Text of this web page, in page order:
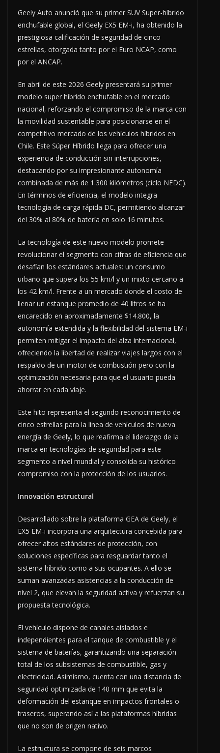
Geely Auto anunció que su primer SUV Super-híbrido
enchufable global, el Geely EX5 EM-i, ha obtenido la
prestigiosa calificación de seguridad de cinco
estrellas, otorgada tanto por el Euro NCAP, como
por el ANCAP.
En abril de este 2026 Geely presentará su primer
modelo super híbrido enchufable en el mercado
nacional, reforzando el compromiso de la marca con
la movilidad sustentable para posicionarse en el
competitivo mercado de los vehículos híbridos en
Chile. Este Súper Híbrido llega para ofrecer una
experiencia de conducción sin interrupciones,
destacando por su impresionante autonomía
combinada de más de 1.300 kilómetros (ciclo NEDC).
En términos de eficiencia, el modelo integra
tecnología de carga rápida DC, permitiendo alcanzar
del 30% al 80% de batería en solo 16 minutos.
La tecnología de este nuevo modelo promete
revolucionar el segmento con cifras de eficiencia que
desafían los estándares actuales: un consumo
urbano que supera los 55 km/l y un mixto cercano a
los 42 km/l. Frente a un mercado donde el costo de
llenar un estanque promedio de 40 litros se ha
encarecido en aproximadamente $14.800, la
autonomía extendida y la flexibilidad del sistema EM-i
permiten mitigar el impacto del alza internacional,
ofreciendo la libertad de realizar viajes largos con el
respaldo de un motor de combustión pero con la
optimización necesaria para que el usuario pueda
ahorrar en cada viaje.
Este hito representa el segundo reconocimiento de
cinco estrellas para la línea de vehículos de nueva
energía de Geely, lo que reafirma el liderazgo de la
marca en tecnologías de seguridad para este
segmento a nivel mundial y consolida su histórico
compromiso con la protección de los usuarios.
Innovación estructural
Desarrollado sobre la plataforma GEA de Geely, el
EX5 EM-i incorpora una arquitectura concebida para
ofrecer altos estándares de protección, con
soluciones específicas para resguardar tanto el
sistema híbrido como a sus ocupantes. A ello se
suman avanzadas asistencias a la conducción de
nivel 2, que elevan la seguridad activa y refuerzan su
propuesta tecnológica.
El vehículo dispone de canales aislados e
independientes para el tanque de combustible y el
sistema de baterías, garantizando una separación
total de los subsistemas de combustible, gas y
electricidad. Asimismo, cuenta con una distancia de
seguridad optimizada de 140 mm que evita la
deformación del estanque en impactos frontales o
traseros, superando así a las plataformas híbridas
que no son de origen nativo.
La estructura se compone de seis marcos